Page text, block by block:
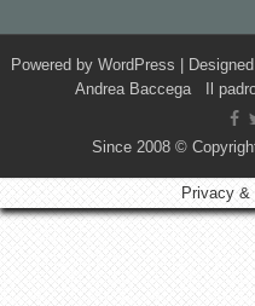
Powered by WordPress |
Andrea Baccega Il
Since 2008 ©
Privacy